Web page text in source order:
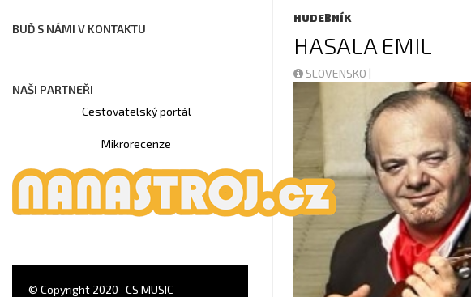
HUDEBNÍK
HASALA EMIL
SLOVENSKO |
BUĎ S NÁMI V KONTAKTU
NAŠI PARTNEŘI
Cestovatelský portál
Mikrorecenze
© Copyright 2020 CS MUSIC